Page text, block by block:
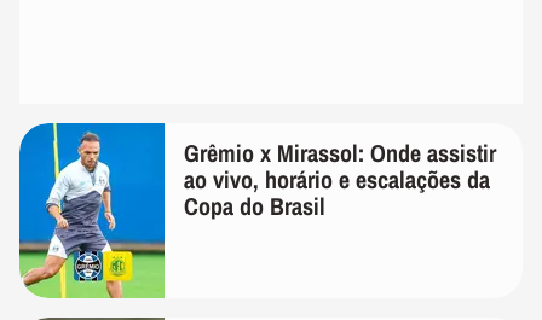
Grêmio x Mirassol: Onde assistir
ao vivo, horário e escalações da
Copa do Brasil